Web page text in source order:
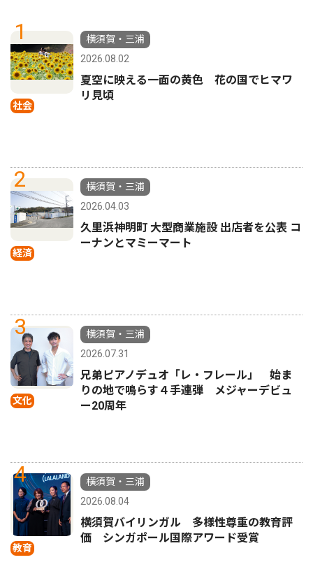
1
社会
横須賀・三浦
2026.08.02
夏空に映える一面の黄色 花の国でヒマワ
リ見頃
2
経済
横須賀・三浦
2026.04.03
久里浜神明町 大型商業施設 出店者を公表 コ
ーナンとマミーマート
3
文化
横須賀・三浦
2026.07.31
兄弟ピアノデュオ「レ・フレール」 始ま
りの地で鳴らす４手連弾 メジャーデビュ
ー20周年
4
教育
横須賀・三浦
2026.08.04
横須賀バイリンガル 多様性尊重の教育評
価 シンガポール国際アワード受賞